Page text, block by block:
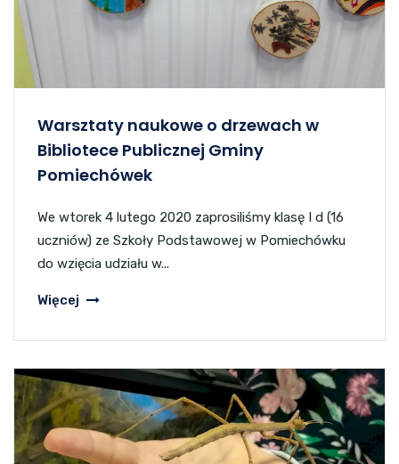
Warsztaty naukowe o drzewach w
Bibliotece Publicznej Gminy
Pomiechówek
We wtorek 4 lutego 2020 zaprosiliśmy klasę I d (16
uczniów) ze Szkoły Podstawowej w Pomiechówku
do wzięcia udziału w...
Więcej